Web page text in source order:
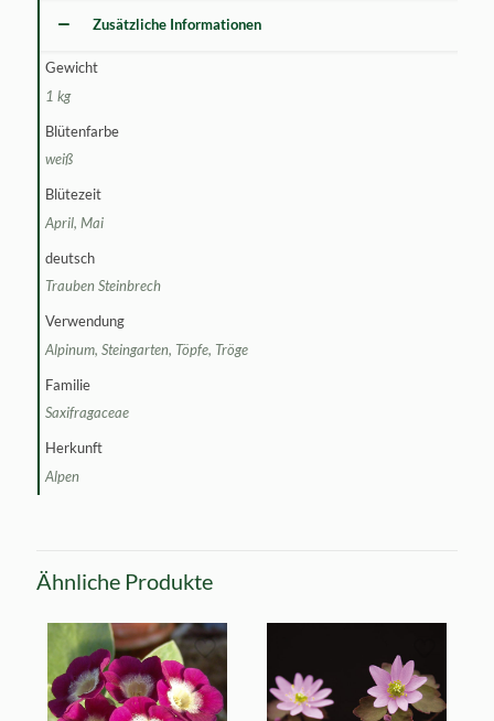
Zusätzliche Informationen
Gewicht
1 kg
Blütenfarbe
weiß
Blütezeit
April, Mai
deutsch
Trauben Steinbrech
Verwendung
Alpinum, Steingarten, Töpfe, Tröge
Familie
Saxifragaceae
Herkunft
Alpen
Ähnliche Produkte